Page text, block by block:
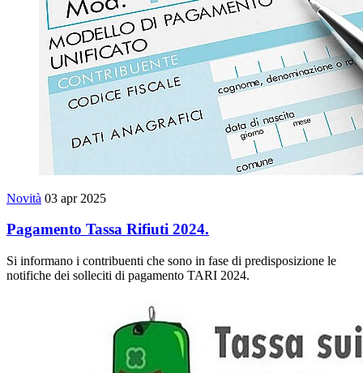
Novità 03 apr 2025
Pagamento Tassa Rifiuti 2024.
Si informano i contribuenti che sono in fase di predisposizione le
notifiche dei solleciti di pagamento TARI 2024.